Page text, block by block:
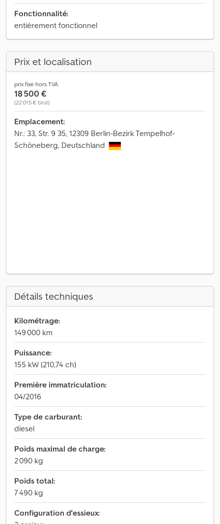
Fonctionnalité:
entièrement fonctionnel
Prix et localisation
prix fixe hors TVA
18 500 €
(22 015 € brut)
Emplacement:
Nr.: 33, Str. 9 35, 12309 Berlin-Bezirk Tempelhof-
Schöneberg, Deutschland
Détails techniques
Kilométrage:
149 000 km
Puissance:
155 kW (210,74 ch)
Première immatriculation:
04/2016
Type de carburant:
diesel
Poids maximal de charge:
2 090 kg
Poids total:
7 490 kg
Configuration d'essieux: